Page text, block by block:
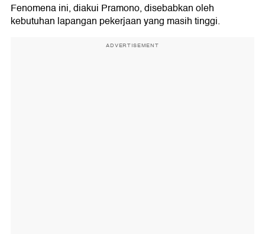
Fenomena ini, diakui Pramono, disebabkan oleh
kebutuhan lapangan pekerjaan yang masih tinggi.
ADVERTISEMENT